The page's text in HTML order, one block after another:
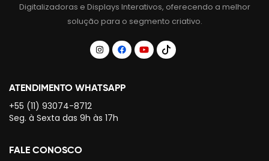
Digitalizadoras e Displays Interativos, oferecendo a melhor
solução para o segmento criativo.
ATENDIMENTO WHATSAPP
+55 (11) 93074-8712
Seg. à Sexta das 9h às 17h
FALE CONOSCO